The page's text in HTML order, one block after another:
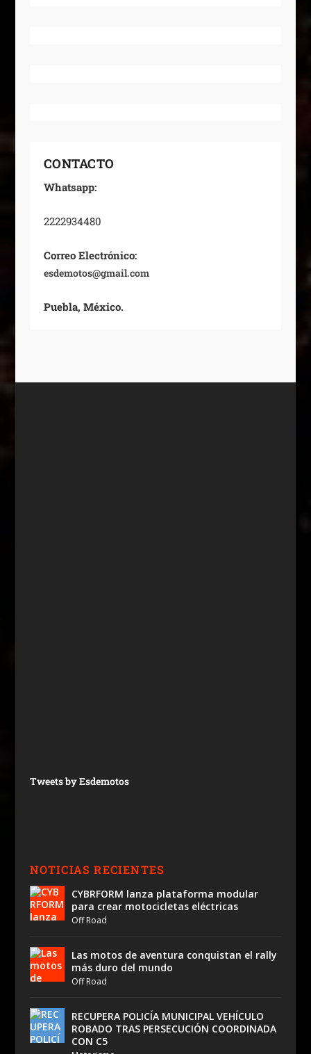
CONTACTO
Whatsapp:
2222934480
Correo Electrónico:
esdemotos@gmail.com
Puebla, México.
Tweets by Esdemotos
NOTICIAS RECIENTES
CYBRFORM lanza plataforma modular
para crear motocicletas eléctricas
Off Road
Las motos de aventura conquistan el rally
más duro del mundo
Off Road
RECUPERA POLICÍA MUNICIPAL VEHÍCULO
ROBADO TRAS PERSECUCIÓN COORDINADA
CON C5